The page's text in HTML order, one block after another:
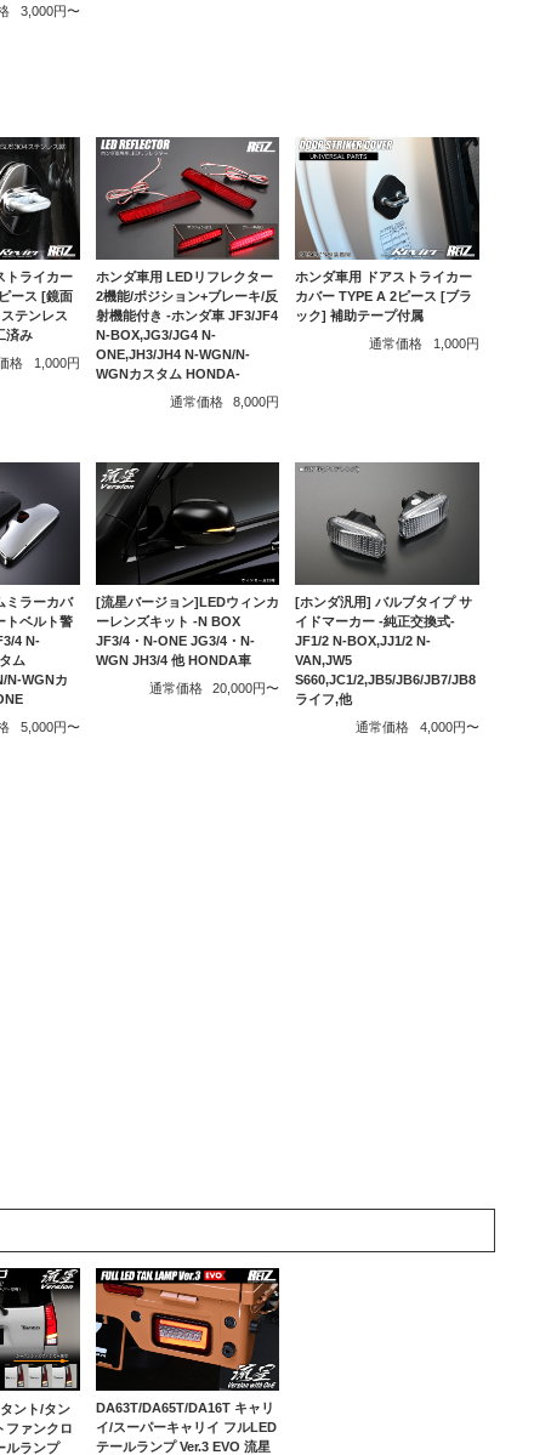
3,000円〜
トライカー
ース [鏡面
テンレス
済み
格
1,000円
ホンダ車用 LEDリフレクター
2機能/ポジション+ブレーキ/反
射機能付き -ホンダ車 JF3/JF4
N-BOX,JG3/JG4 N-
ONE,JH3/JH4 N-WGN/N-
WGNカスタム HONDA-
通常価格
8,000円
ホンダ車用 ドアストライカー
カバー TYPE A 2ピース [ブラ
ック] 補助テープ付属
通常価格
1,000円
ミラーカバ
トベルト警
4 N-
ム
N-WGNカ
5,000円〜
[流星バージョン]LEDウィンカ
ーレンズキット -N BOX
JF3/4・N-ONE JG3/4・N-
WGN JH3/4 他 HONDA車
通常価格
20,000円〜
[ホンダ汎用] バルブタイプ サ
イドマーカー -純正交換式-
JF1/2 N-BOX,JJ1/2 N-
VAN,JW5
S660,JC1/2,JB5/JB6/JB7/JB8
ライフ,他
通常価格
4,000円〜
ント/タン
ファンクロ
ルランプ
DA63T/DA65T/DA16T キャリ
イ/スーパーキャリイ フルLED
テールランプ Ver.3 EVO 流星